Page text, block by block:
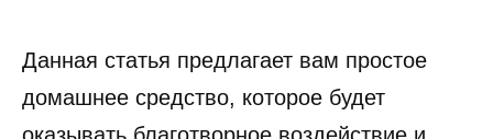
Данная статья предлагает вам простое
домашнее средство, которое будет